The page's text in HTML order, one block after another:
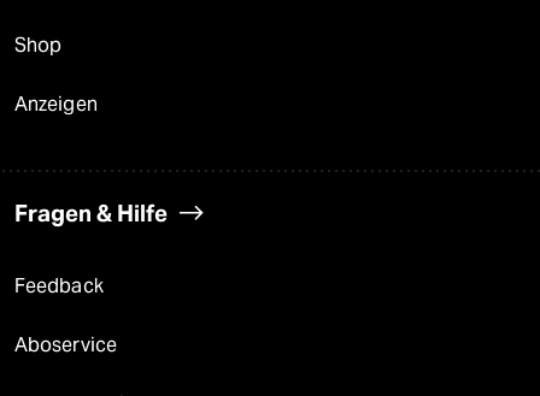
Shop
Anzeigen
Fragen & Hilfe
Feedback
Aboservice